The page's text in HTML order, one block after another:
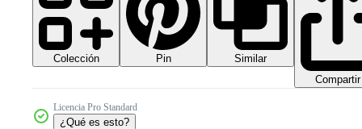
Colección Pin
Similar
Compartir
Licencia Pro Standard
¿Qué es esto?